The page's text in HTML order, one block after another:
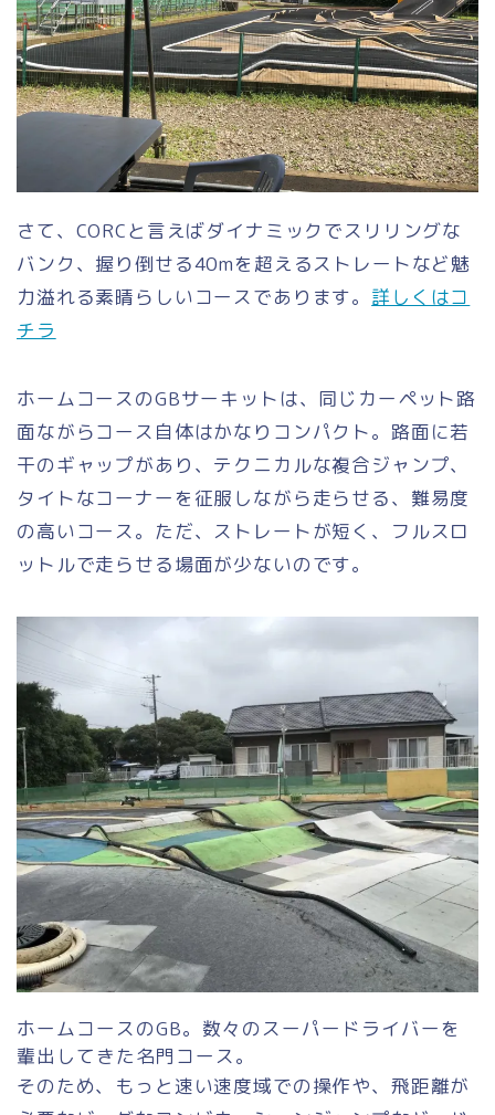
さて、CORCと言えばダイナミックでスリリングな
バンク、握り倒せる40mを超えるストレートなど魅
力溢れる素晴らしいコースであります。 詳しくはコ
チラ
ホームコースのGBサーキットは、同じカーペット路
面ながらコース自体はかなりコンパクト。路面に若
干のギャップがあり、テクニカルな複合ジャンプ、
タイトなコーナーを征服しながら走らせる、難易度
の高いコース。ただ、ストレートが短く、フルスロ
ットルで走らせる場面が少ないのです。
ホームコースのGB。数々のスーパードライバーを
輩出してきた名門コース。
そのため、もっと速い速度域での操作や、飛距離が